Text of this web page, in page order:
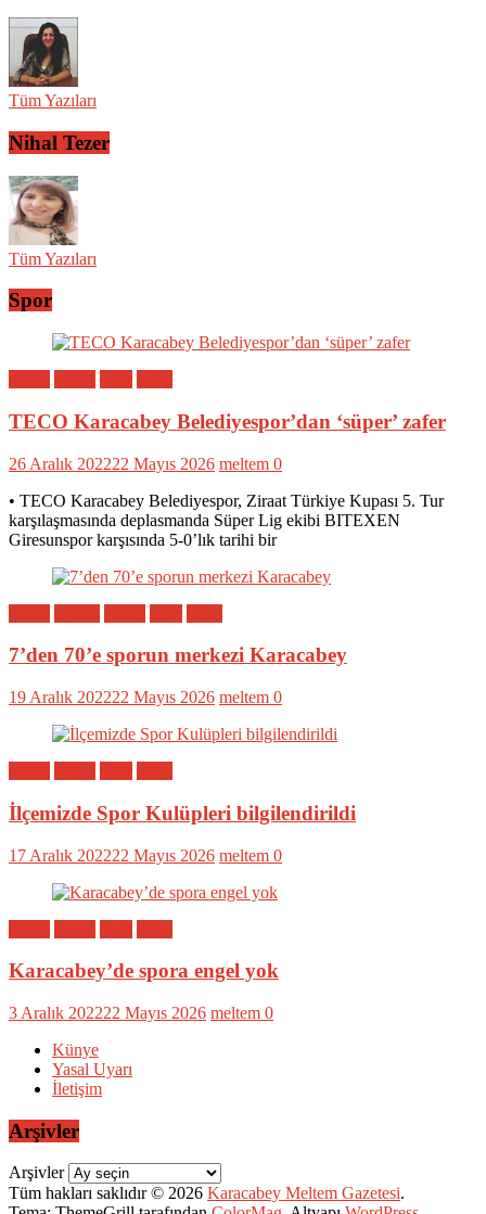
Tüm Yazıları
Nihal Tezer
Tüm Yazıları
Spor
TECO Karacabey Belediyespor’dan ‘süper’ zafer
26 Aralık 202222 Mayıs 2026 meltem 0
• TECO Karacabey Belediyespor, Ziraat Türkiye Kupası 5. Tur
karşılaşmasında deplasmanda Süper Lig ekibi BITEXEN
Giresunspor karşısında 5-0’lık tarihi bir
7’den 70’e sporun merkezi Karacabey
19 Aralık 202222 Mayıs 2026 meltem 0
İlçemizde Spor Kulüpleri bilgilendirildi
17 Aralık 202222 Mayıs 2026 meltem 0
Karacabey’de spora engel yok
3 Aralık 202222 Mayıs 2026 meltem 0
Künye
Yasal Uyarı
İletişim
Arşivler
Arşivler
Tüm hakları saklıdır © 2026 Karacabey Meltem Gazetesi.